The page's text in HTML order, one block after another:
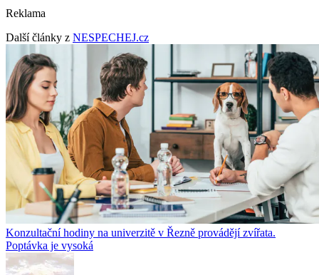
Reklama
Další články z NESPECHEJ.cz
Konzultační hodiny na univerzitě v Řezně provádějí zvířata.
Poptávka je vysoká